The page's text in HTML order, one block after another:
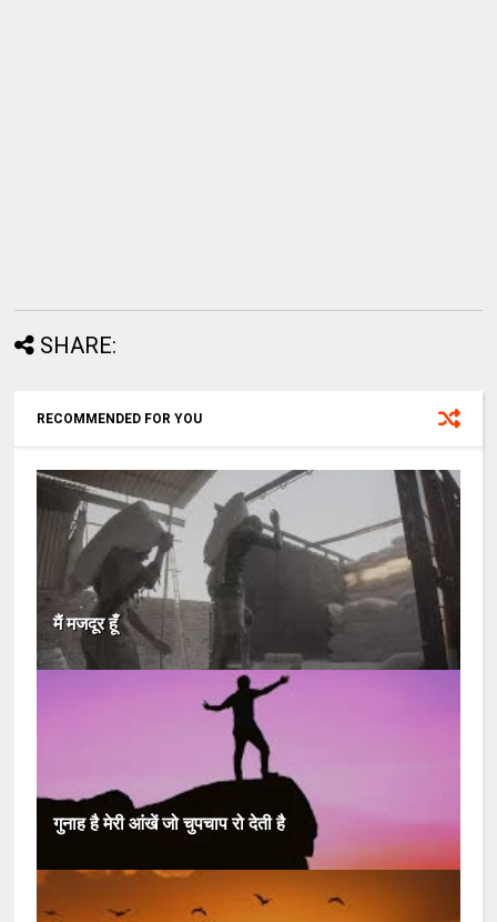
SHARE:
RECOMMENDED FOR YOU
मैं मजदूर हूँ
गुनाह है मेरी आंखें जो चुपचाप रो देती है